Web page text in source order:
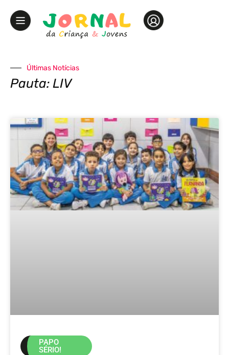
Últimas Notícias
Pauta: LIV
PAPO
SÉRIO!